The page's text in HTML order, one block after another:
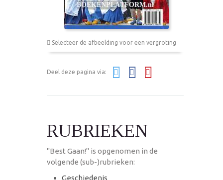
Selecteer de afbeelding voor een vergroting
Deel deze pagina via:
RUBRIEKEN
"Best Gaan!" is opgenomen in de
volgende (sub-)rubrieken:
Geschiedenis